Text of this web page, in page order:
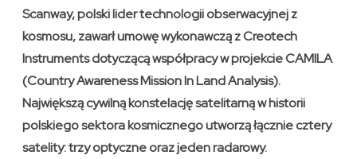
Scanway, polski lider technologii obserwacyjnej z
kosmosu, zawarł umowę wykonawczą z Creotech
Instruments dotyczącą współpracy w projekcie CAMILA
(Country Awareness Mission In Land Analysis).
Największą cywilną konstelację satelitarną w historii
polskiego sektora kosmicznego utworzą łącznie cztery
satelity: trzy optyczne oraz jeden radarowy.